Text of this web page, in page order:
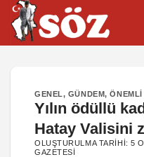
İçeriğe
atla
GENEL, GÜNDEM,
Yılın ödüllü
Hatay Valisini
OLUŞTURULMA TARIHI:5
GAZETESI